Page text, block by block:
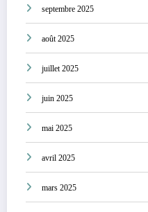
septembre 2025
août 2025
juillet 2025
juin 2025
mai 2025
avril 2025
mars 2025